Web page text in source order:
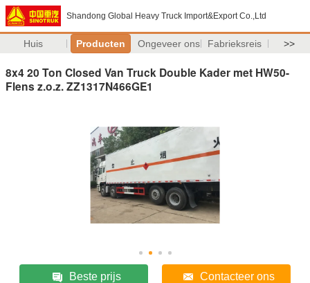
Shandong Global Heavy Truck Import&Export Co.,Ltd
Huis Producten Ongeveer ons Fabrieksreis >>
8x4 20 Ton Closed Van Truck Double Kader met HW50-
Flens z.o.z. ZZ1317N466GE1
Beste prijs Contacteer ons